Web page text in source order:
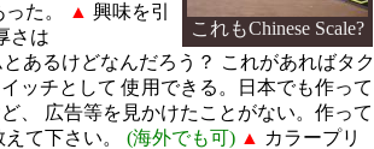
これもChinese Scale?
た。
▲ 興味を引
さは
とあるけどなんだろう？ これがあればタク
ッチとして 使用できる。日本でも作って
、 広告等を見かけたことがない。作って
て下さい。 (海外でも可) ▲ カラープリ